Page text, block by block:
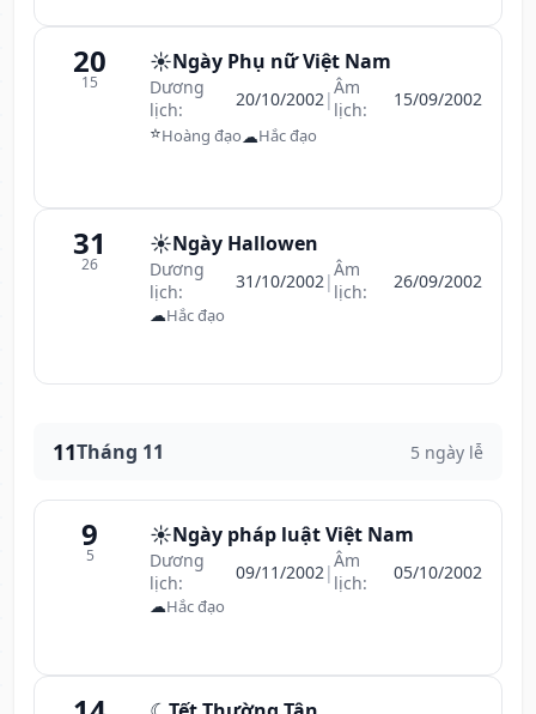
20
15
☀️Ngày Phụ nữ Việt Nam
Dương
lịch:
20/10/2002 |Âm
lịch:
15/09/2002
⭐Hoàng đạo☁Hắc đạo
31
26
☀️Ngày Hallowen
Dương
lịch:
31/10/2002 |Âm
lịch:
26/09/2002
☁Hắc đạo
11Tháng 11 5 ngày lễ
9
5
☀️Ngày pháp luật Việt Nam
Dương
lịch:
09/11/2002 |Âm
lịch:
05/10/2002
☁Hắc đạo